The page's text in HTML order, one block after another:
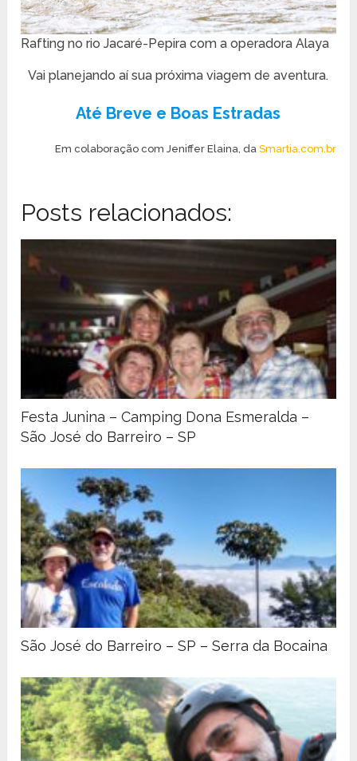
Rafting no rio Jacaré-Pepira com a operadora Alaya
Vai planejando aí sua próxima viagem de aventura.
Até Breve e Boas Estradas
Em colaboração com Jeniffer Elaina, da Smartia.com.br
Posts relacionados:
Festa Junina – Camping Dona Esmeralda –
São José do Barreiro – SP
São José do Barreiro – SP – Serra da Bocaina